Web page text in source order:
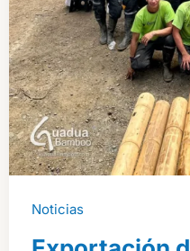
Noticias